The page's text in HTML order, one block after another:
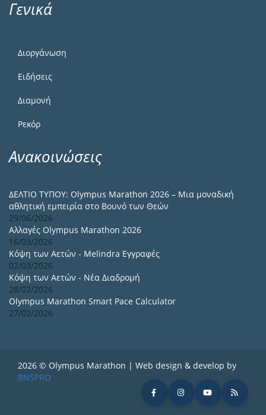
Γενικά
Διοργάνωση
Ειδήσεις
Διαμονή
Ρεκόρ
Ανακοινώσεις
ΔΕΛΤΙΟ ΤΥΠΟΥ: Olympus Marathon 2026 – Μια μοναδική
αθλητική εμπειρία στο Βουνό των Θεών
29/06/2026
Αλλαγές Olympus Marathon 2026
16/03/2026
Κόψη των Αετών - Melindra Εγγραφές
02/03/2026
Κόψη των Αετών - Νέα Διαδρομή
28/02/2026
Olympus Marathon Smart Pace Calculator
27/02/2026
2026 © Olympus Marathon | Web design & develop by
BNSPRO